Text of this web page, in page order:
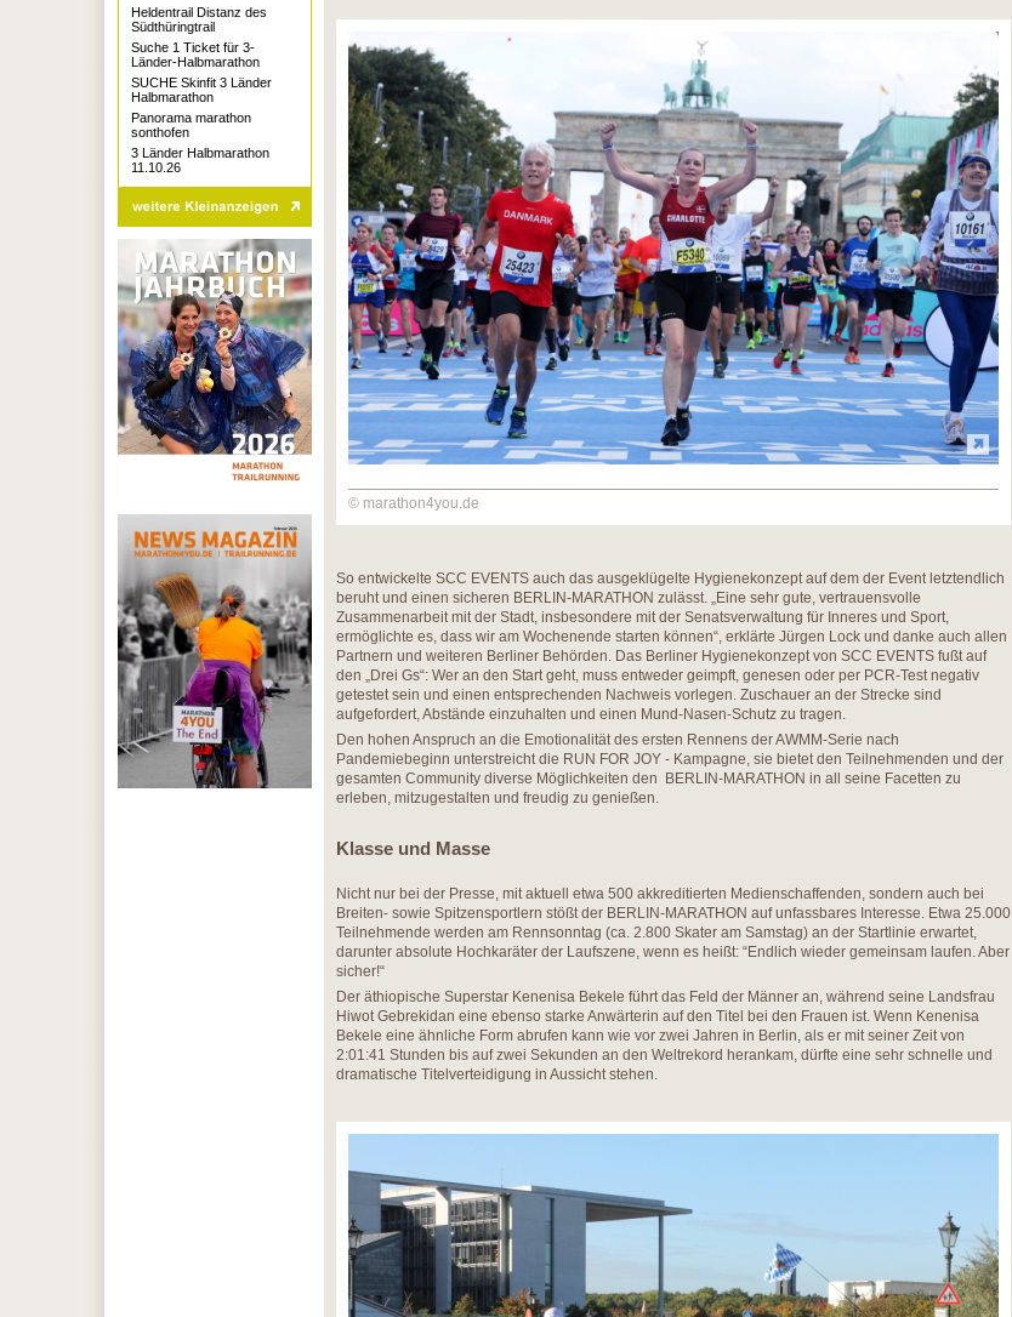
© marathon4you.de
So entwickelte SCC EVENTS auch das ausgeklügelte Hygienekonzept auf dem der Event letztendlich
beruht und einen sicheren BERLIN-MARATHON zulässt. „Eine sehr gute, vertrauensvolle
Zusammenarbeit mit der Stadt, insbesondere mit der Senatsverwaltung für Inneres und Sport,
ermöglichte es, dass wir am Wochenende starten können“, erklärte Jürgen Lock und danke auch allen
Partnern und weiteren Berliner Behörden. Das Berliner Hygienekonzept von SCC EVENTS fußt auf
den „Drei Gs“: Wer an den Start geht, muss entweder geimpft, genesen oder per PCR-Test negativ
getestet sein und einen entsprechenden Nachweis vorlegen. Zuschauer an der Strecke sind
aufgefordert, Abstände einzuhalten und einen Mund-Nasen-Schutz zu tragen.
Den hohen Anspruch an die Emotionalität des ersten Rennens der AWMM-Serie nach
Pandemiebeginn unterstreicht die RUN FOR JOY - Kampagne, sie bietet den Teilnehmenden und der
gesamten Community diverse Möglichkeiten den BERLIN-MARATHON in all seine Facetten zu
erleben, mitzugestalten und freudig zu genießen.
Klasse und Masse
Nicht nur bei der Presse, mit aktuell etwa 500 akkreditierten Medienschaffenden, sondern auch bei
Breiten- sowie Spitzensportlern stößt der BERLIN-MARATHON auf unfassbares Interesse. Etwa 25.000
Teilnehmende werden am Rennsonntag (ca. 2.800 Skater am Samstag) an der Startlinie erwartet,
darunter absolute Hochkaräter der Laufszene, wenn es heißt: “Endlich wieder gemeinsam laufen. Aber
sicher!“
Der äthiopische Superstar Kenenisa Bekele führt das Feld der Männer an, während seine Landsfrau
Hiwot Gebrekidan eine ebenso starke Anwärterin auf den Titel bei den Frauen ist. Wenn Kenenisa
Bekele eine ähnliche Form abrufen kann wie vor zwei Jahren in Berlin, als er mit seiner Zeit von
2:01:41 Stunden bis auf zwei Sekunden an den Weltrekord herankam, dürfte eine sehr schnelle und
dramatische Titelverteidigung in Aussicht stehen.
Heldentrail Distanz des
Südthüringtrail
Suche 1 Ticket für 3-
Länder-Halbmarathon
SUCHE Skinfit 3 Länder
Halbmarathon
Panorama marathon
sonthofen
3 Länder Halbmarathon
11.10.26